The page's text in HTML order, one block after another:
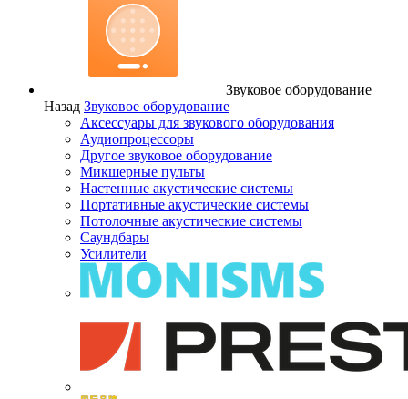
Звуковое оборудование
Назад Звуковое оборудование
Аксессуары для звукового оборудования
Аудиопроцессоры
Другое звуковое оборудование
Микшерные пульты
Настенные акустические системы
Портативные акустические системы
Потолочные акустические системы
Саундбары
Усилители